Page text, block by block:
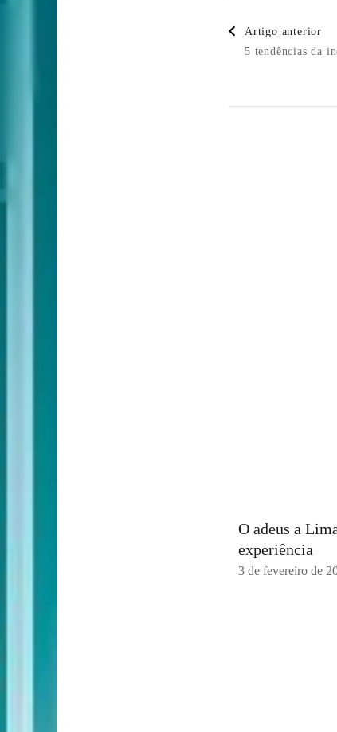
Post
Artigo anterior
5 tendências da
O adeus a
experiência
3 de fevereiro de